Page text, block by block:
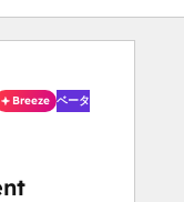
Breeze ベータ